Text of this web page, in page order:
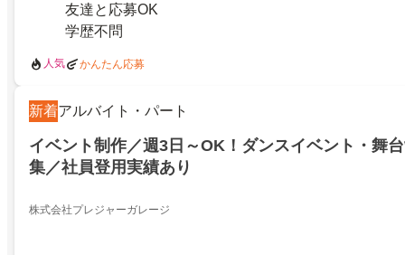
友達と応募OK
学歴不問
人気 かんたん応募
新着アルバイト・パート
イベント制作／週3日～OK！ダンスイベント・舞
集／社員登用実績あり
株式会社プレジャーガレージ